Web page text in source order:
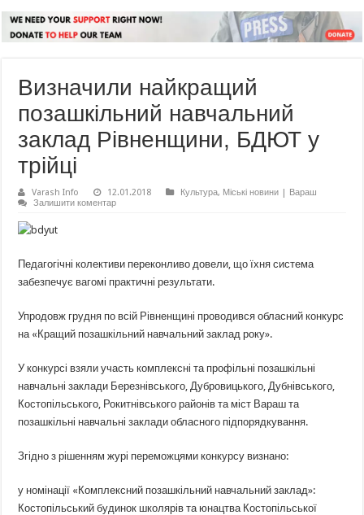
Визначили найкращий
позашкільний навчальний
заклад Рівненщини, БДЮТ у
трійці
Varash Info 12.01.2018 Культура, Міські новини | Вараш
Залишити коментар
Педагогічні колективи переконливо довели, що їхня система
забезпечує вагомі практичні результати.
Упродовж грудня по всій Рівненщині проводився обласний конкурс
на «Кращий позашкільний навчальний заклад року».
У конкурсі взяли участь комплексні та профільні позашкільні
навчальні заклади Березнівського, Дубровицького, Дубнівського,
Костопільського, Рокитнівського районів та міст Вараш та
позашкільні навчальні заклади обласного підпорядкування.
Згідно з рішенням журі переможцями конкурсу визнано:
у номінації «Комплексний позашкільний навчальний заклад»:
Костопільський будинок школярів та юнацтва Костопільської